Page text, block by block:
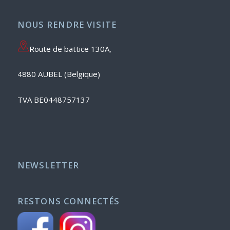
NOUS RENDRE VISITE
Route de battice 130A,
4880 AUBEL (Belgique)
TVA BE0448757137
NEWSLETTER
RESTONS CONNECTÉS